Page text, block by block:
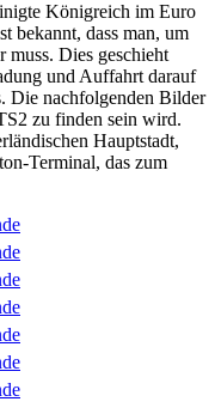
Königreich im Euro
bekannt, dass man, um
muss. Dies geschieht
und Auffahrt darauf
Die nachfolgenden Bilder
zu finden sein wird.
Hauptstadt,
Terminal, das zum